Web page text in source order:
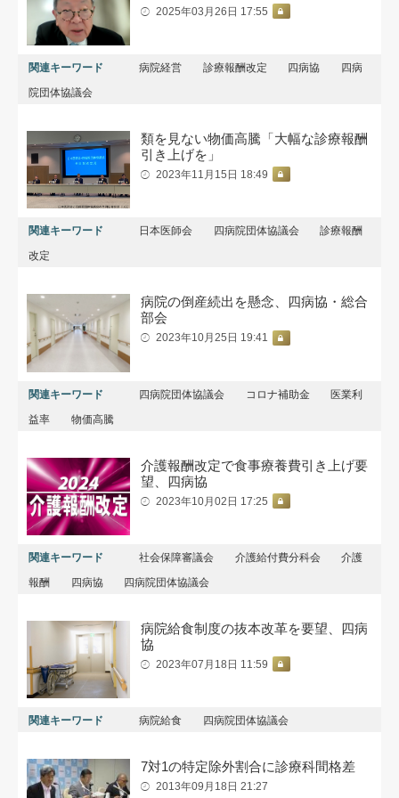
2025年03月26日 17:55
関連キーワード 病院経営 診療報酬改定 四病協
四病
院団体協議会
類を見ない物価高騰「大幅な診療報酬
引き上げを」
2023年11月15日 18:49
関連キーワード 日本医師会 四病院団体協議会
診療報酬
改定
病院の倒産続出を懸念、四病協・総合
部会
2023年10月25日 19:41
関連キーワード 四病院団体協議会 コロナ補助金
医業利
益率
物価高騰
介護報酬改定で食事療養費引き上げ要
望、四病協
2023年10月02日 17:25
関連キーワード 社会保障審議会 介護給付費分科会
介護
報酬
四病協 四病院団体協議会
病院給食制度の抜本改革を要望、四病
協
2023年07月18日 11:59
関連キーワード 病院給食 四病院団体協議会
7対1の特定除外割合に診療科間格差
2013年09月18日 21:27